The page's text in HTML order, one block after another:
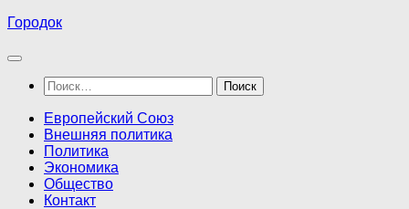
Перейти
содержимому
Городок
Найти:
Европейский Союз
Внешняя политика
Политика
Экономика
Общество
Контакт